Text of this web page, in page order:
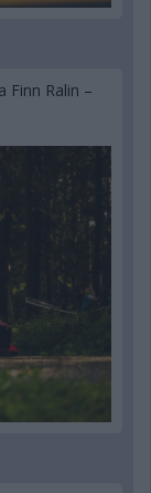
Finn Ralin –